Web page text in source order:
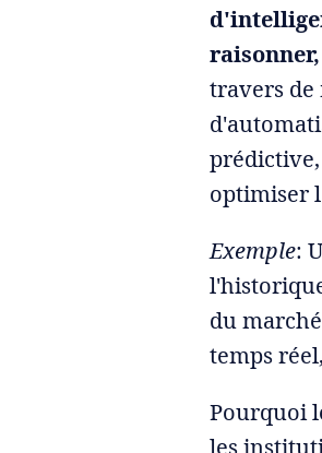
travers
optimiser
Exemple:
du
temps
Pourquoi
les